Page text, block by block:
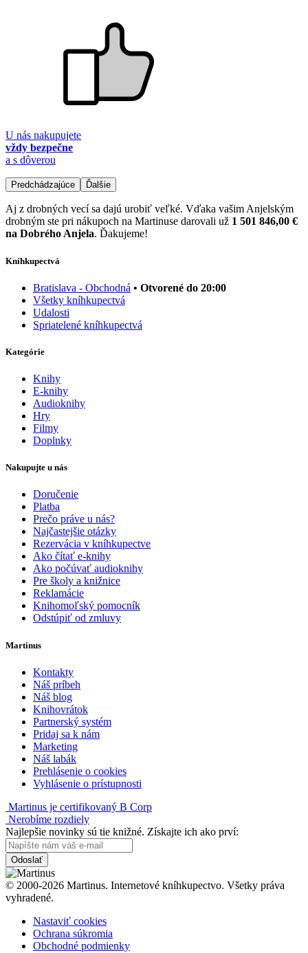
U nás nakupujete
vždy bezpečne
a s dôverou
Predchádzajúce Ďalšie
Aj z drobných vecí sa dajú urobiť veľké. Vďaka vašim Anjelským
drobným ste pri nákupoch na Martinuse darovali už 1 501 846,00 €
na Dobrého Anjela. Ďakujeme!
Kníhkupectvá
Bratislava - Obchodná • Otvorené do 20:00
Všetky kníhkupectvá
Udalosti
Spriatelené kníhkupectvá
Kategórie
Knihy
E-knihy
Audioknihy
Hry
Filmy
Doplnky
Nakupujte u nás
Doručenie
Platba
Prečo práve u nás?
Najčastejšie otázky
Rezervácia v kníhkupectve
Ako čítať e-knihy
Ako počúvať audioknihy
Pre školy a knižnice
Reklamácie
Knihomoľský pomocník
Odstúpiť od zmluvy
Martinus
Kontakty
Náš príbeh
Náš blog
Knihovrátok
Partnerský systém
Pridaj sa k nám
Marketing
Náš labák
Prehlásenie o cookies
Vyhlásenie o prístupnosti
Martinus je certifikovaný B Corp
Nerobíme rozdiely
Najlepšie novinky sú tie knižné. Získajte ich ako prví:
Odoslať
© 2000-2026 Martinus. Internetové kníhkupectvo. Všetky práva
vyhradené.
Nastaviť cookies
Ochrana súkromia
Obchodné podmienky